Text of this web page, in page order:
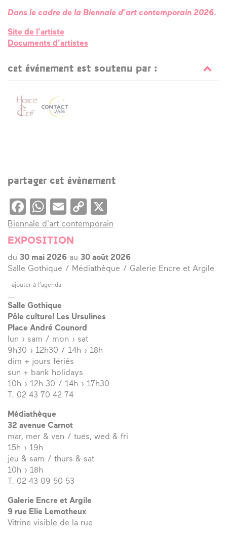
Dans le cadre de la Biennale d’art contemporain 2026.
Site de l’artiste
Documents d’artistes
cet événement est soutenu par :
partager cet évènement
Facebook
WhatsApp
EmailCopy
Link
Biennale d'art contemporain
EXPOSITION
du 30 mai 2026 au 30 août 2026
Salle Gothique / Médiathèque / Galerie Encre et Argile
ajouter à l’agenda
Salle Gothique
Pôle culturel Les Ursulines
Place André Counord
lun › sam / mon › sat
9h30 › 12h30 / 14h › 18h
dim + jours fériés
sun + bank holidays
10h › 12h 30 / 14h › 17h30
T. 02 43 70 42 74
Médiathèque
32 avenue Carnot
mar, mer & ven / tues, wed & fri
15h › 19h
jeu & sam / thurs & sat
10h › 18h
T. 02 43 09 50 53
Galerie Encre et Argile
9 rue Elie Lemotheux
Vitrine visible de la rue